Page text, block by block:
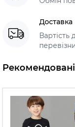
Доставка
Вартість